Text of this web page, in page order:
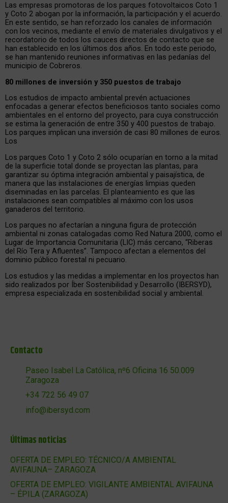
Las empresas promotoras de los parques fotovoltaicos Coto 1
y Coto 2 abogan por la información, la participación y el acuerdo.
En este sentido, se han reforzado los canales de información
con los vecinos, mediante el envío de materiales divulgativos y el
recordatorio de todos los cauces directos de contacto que se
han establecido en los últimos dos años. En todo este periodo,
se han mantenido reuniones informativas en las pedanías del
municipio de Cobreros.
80 millones de inversión y 350 puestos de trabajo
Los estudios de impacto ambiental prevén actuaciones
enfocadas a generar efectos beneficiosos tanto sociales como
ambientales en el entorno del proyecto, para cuya construcción
se estima la generación de entre 350 y 400 puestos de trabajo.
Los parques implican una inversión de casi 80 millones de euros.
Los
Los parques Coto 1 y Coto 2 sólo ocuparían en torno a la mitad
de la superficie total donde se proyectan las plantas, para
garantizar su óptima integración ambiental y paisajística, de
manera que las instalaciones de energías limpias queden
diseminadas en las parcelas. El planteamiento es que las
instalaciones sean compatibles al máximo con los usos
ganaderos del territorio.
Los parques no afectarían a ninguna figura de protección
ambiental ni zonas catalogadas como Red Natura 2000, como el
Lugar de Importancia Comunitaria (LIC) más cercano, “Riberas
del Río Tera y Afluentes”. Tampoco afectan a elementos del
dominio público forestal ni pecuario.
Los estudios y las medidas a implementar en los proyectos han
sido realizados por Íber Sostenibilidad y Desarrollo (IBERSYD),
empresa especializada en sostenibilidad social y ambiental.
Contacto
Paseo Isabel La Católica, nº6 Oficina 16 50.009
Zaragoza
+34 722 56 49 07
info@ibersyd.com
Últimas noticias
OFERTA DE EMPLEO: TÉCNICO/A AMBIENTAL
AVIFAUNA– ZARAGOZA
OFERTA DE EMPLEO: VIGILANTE AMBIENTAL AVIFAUNA
– ÉPILA (ZARAGOZA)